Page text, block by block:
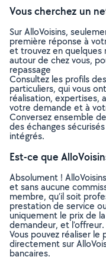
Vous cherchez un
Sur AlloVoisins,
première réponse à
et trouvez en quelques
autour de chez vous,
repassage
Consultez les profils
particuliers, qui vous
réalisation, expertises,
votre demande et à
Conversez ensemble
des échanges
intégrés.
Est-ce que
Absolument !
et sans aucune
membre, qu’il soit
prestation de service
uniquement le prix de
demandeur, et l’offreur.
Vous pouvez réaliser
directement sur
bancaires.